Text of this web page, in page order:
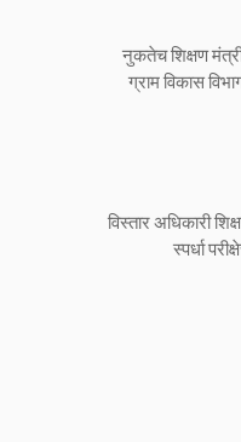
नुकतेच शिक्षण
ग्राम विकास
विस्तार अधिकारी
स्पर्धा